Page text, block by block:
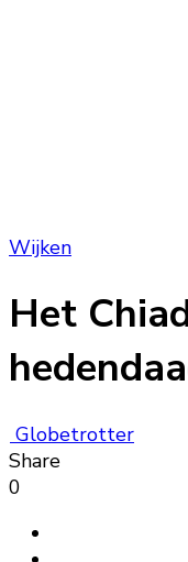
Wijken
Het
Globetrotter
Share
0